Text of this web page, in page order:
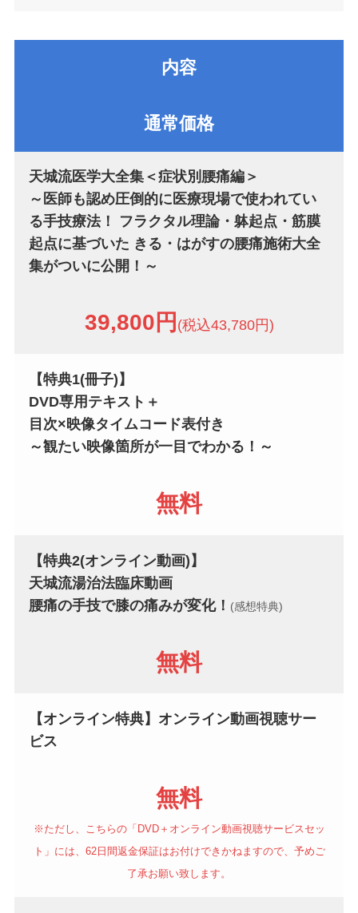
内容
通常価格
天城流医学大全集＜症状別腰痛編＞
～医師も認め圧倒的に医療現場で使われてい
る手技療法！ フラクタル理論・躰起点・筋膜
起点に基づいた きる・はがすの腰痛施術大全
集がついに公開！～
39,800円 (税込43,780円)
【特典1(冊子) 】
DVD専用テキスト＋
目次×映像タイムコード表付き
～観たい映像箇所が一目でわかる！～
無料
【特典2(オンライン動画) 】
天城流湯治法臨床動画
腰痛の手技で膝の痛みが変化！ (感想特典)
無料
【オンライン特典】オンライン動画視聴サー
ビス
無料
※ただし、こちらの「DVD＋オンライン動画視聴サービスセッ
ト」には、62日間返金保証はお付けできかねますので、予めご
了承お願い致します。